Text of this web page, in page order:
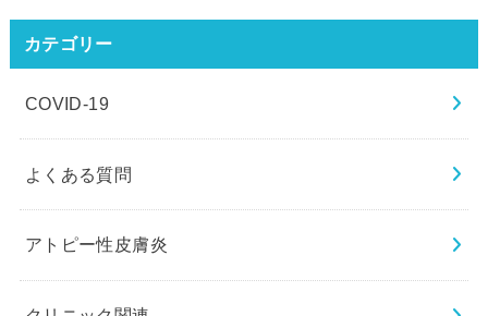
カテゴリー
COVID-19
よくある質問
アトピー性皮膚炎